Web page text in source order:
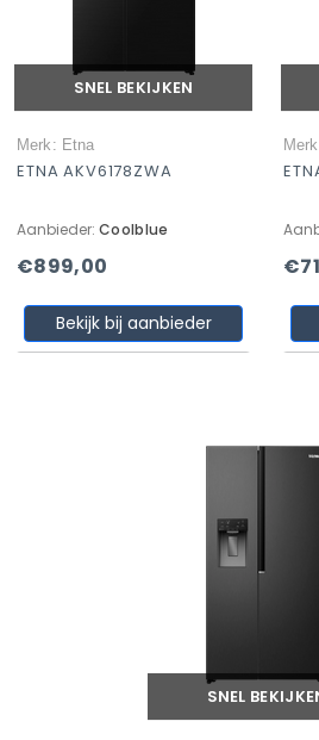
SNEL BEKIJKEN
Merk: Etna
ETNA AKV6178ZWA
Aanbieder: Coolblue
€899,00
Bekijk bij aanbieder
SNEL